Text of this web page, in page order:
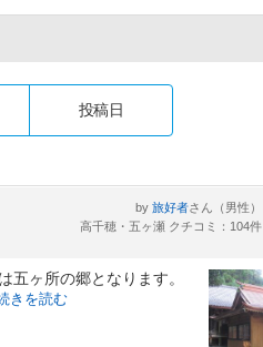
投稿日
by 旅好者さん（男性）
高千穂・五ヶ瀬 クチコミ：104件
五ヶ所の郷となります。
きを読む